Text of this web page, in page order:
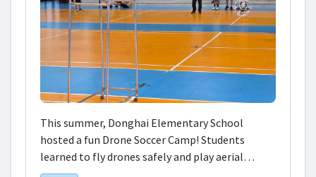
This summer, Donghai Elementary School
hosted a fun Drone Soccer Camp! Students
learned to fly drones safely and play aerial
soccer. On day one, everyone practiced flying and